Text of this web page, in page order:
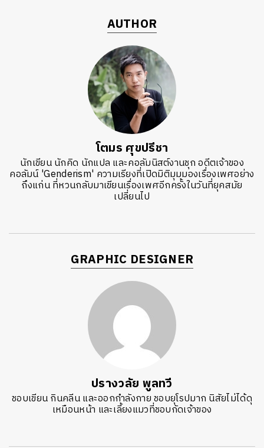
AUTHOR
โตมร ศุขปรีชา
นักเขียน นักคิด นักแปล และคอลัมนิสต์งานชุก อดีตเจ้าของ
คอลัมน์ 'Genderism' ความเรียงที่เปิดมิติมุมมองเรื่องเพศอย่าง
ถึงแก่น ที่หวนกลับมาเขียนเรื่องเพศอีกครั้งในวันที่ยุคสมัย
เปลี่ยนไป
GRAPHIC DESIGNER
ปรางวลัย พูลทวี
ชอบเขียน กินคลีน และออกกำลังกาย ชอบยุโรปมาก นิสัยไม่ได้ดุ
เหมือนหน้า และเลี้ยงแมวที่ชอบกัดเจ้าของ